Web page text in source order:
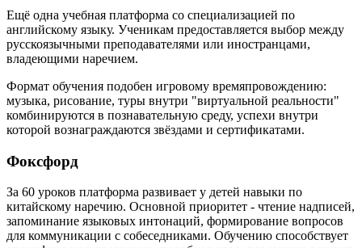
Ещё одна учебная платформа со специализацией по
английскому языку. Ученикам предоставляется выбор между
русскоязычными преподавателями или иностранцами,
владеющими наречием.
Формат обучения подобен игровому времяпровождению:
музыка, рисование, туры внутри "виртуальной реальности"
комбинируются в познавательную среду, успехи внутри
которой вознаграждаются звёздами и сертификатами.
Фоксфорд
За 60 уроков платформа развивает у детей навыки по
китайскому наречию. Основной приоритет - чтение надписей,
запоминание языковых интонаций, формирование вопросов
для коммуникации с собеседниками. Обучению способствует